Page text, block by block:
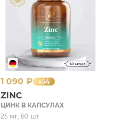
1 090 ₽ 54
ZINC
ЦИНК В КАПСУЛАХ
25 мг, 60 шт